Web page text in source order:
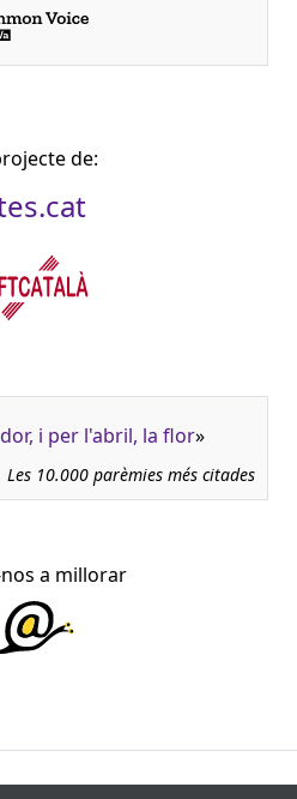
de:
i per l'abril, la flor»
Les 10.000 parèmies més citades
a millorar